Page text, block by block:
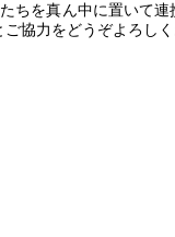
ちを真ん中に置いて
協力をどうぞよろしく